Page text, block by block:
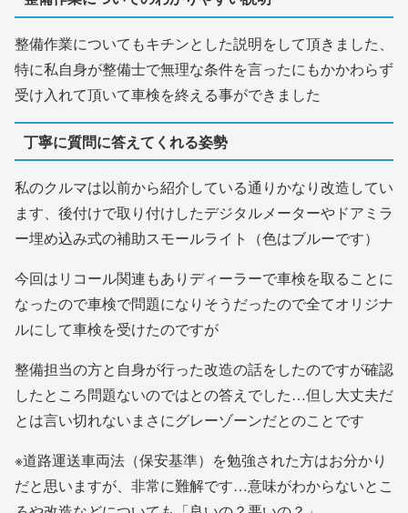
整備作業についてもキチンとした説明をして頂きました、
特に私自身が整備士で無理な条件を言ったにもかかわらず
受け入れて頂いて車検を終える事ができました
丁寧に質問に答えてくれる姿勢
私のクルマは以前から紹介している通りかなり改造してい
ます、後付けで取り付けしたデジタルメーターやドアミラ
ー埋め込み式の補助スモールライト（色はブルーです）
今回はリコール関連もありディーラーで車検を取ることに
なったので車検で問題になりそうだったので全てオリジナ
ルにして車検を受けたのですが
整備担当の方と自身が行った改造の話をしたのですが確認
したところ問題ないのではとの答えでした…但し大丈夫だ
とは言い切れないまさにグレーゾーンだとのことです
※道路運送車両法（保安基準）を勉強された方はお分かり
だと思いますが、非常に難解です…意味がわからないとこ